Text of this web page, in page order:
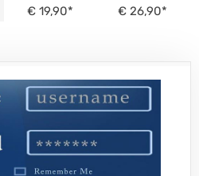
€ 19,90* € 26,90*